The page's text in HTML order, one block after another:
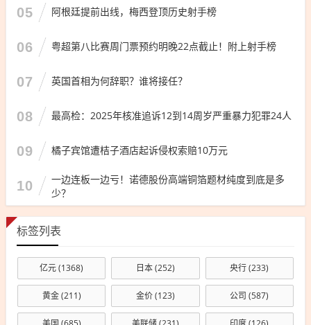
05 阿根廷提前出线，梅西登顶历史射手榜
06 粤超第八比赛周门票预约明晚22点截止！附上射手榜
07 英国首相为何辞职？谁将接任？
08 最高检：2025年核准追诉12到14周岁严重暴力犯罪24人
09 橘子宾馆遭桔子酒店起诉侵权索赔10万元
10
一边连板一边亏！诺德股份高端铜箔题材纯度到底是多
少？
标签列表
亿元(1368) 日本(252) 央行(233)
黄金(211) 金价(123) 公司 (587)